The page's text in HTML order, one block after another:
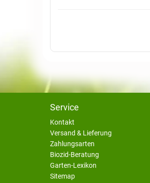
Service
Kontakt
Versand & Lieferung
Zahlungsarten
Biozid-Beratung
Garten-Lexikon
Sitemap